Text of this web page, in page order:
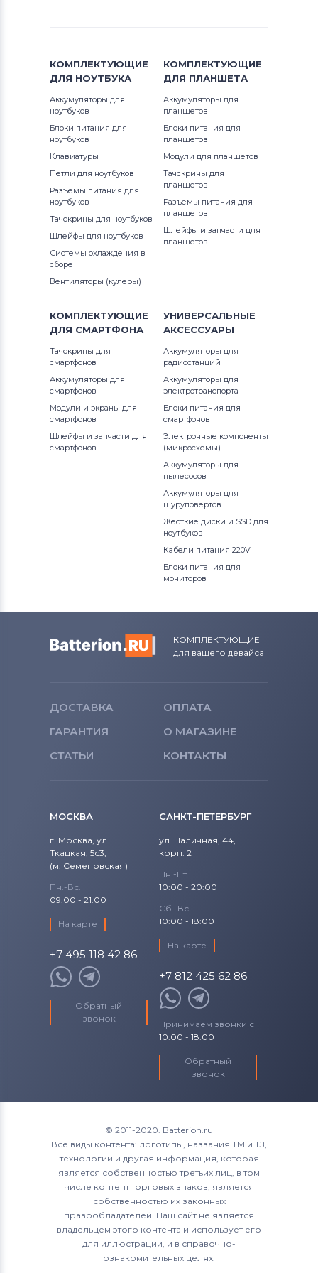
КОМПЛЕКТУЮЩИЕ
ДЛЯ НОУТБУКА
Аккумуляторы для
ноутбуков
Блоки питания для
ноутбуков
Клавиатуры
Петли для ноутбуков
Разъемы питания для
ноутбуков
Тачскрины для ноутбуков
Шлейфы для ноутбуков
Системы охлаждения в
сборе
Вентиляторы (кулеры)
КОМПЛЕКТУЮЩИЕ
ДЛЯ ПЛАНШЕТА
Аккумуляторы для
планшетов
Блоки питания для
планшетов
Модули для планшетов
Тачскрины для
планшетов
Разъемы питания для
планшетов
Шлейфы и запчасти для
планшетов
КОМПЛЕКТУЮЩИЕ
ДЛЯ СМАРТФОНА
Тачскрины для
смартфонов
Аккумуляторы для
смартфонов
Модули и экраны для
смартфонов
Шлейфы и запчасти для
смартфонов
УНИВЕРСАЛЬНЫЕ
АКСЕССУАРЫ
Аккумуляторы для
радиостанций
Аккумуляторы для
электротранспорта
Блоки питания для
смартфонов
Электронные компоненты
(микросхемы)
Аккумуляторы для
пылесосов
Аккумуляторы для
шуруповертов
Жесткие диски и SSD для
ноутбуков
Кабели питания 220V
Блоки питания для
мониторов
КОМПЛЕКТУЮЩИЕ
для вашего девайса
ДОСТАВКА
ОПЛАТА
ГАРАНТИЯ
О МАГАЗИНЕ
СТАТЬИ
КОНТАКТЫ
МОСКВА
г. Москва, ул.
Ткацкая, 5с3,
(м. Семеновская)
Пн.-Вс.
09:00 - 21:00
На карте
+7 495 118 42 86
Обратный
звонок
САНКТ-ПЕТЕРБУРГ
ул. Наличная, 44,
корп. 2
Пн.-Пт.
10:00 - 20:00
Сб.-Вс.
10:00 - 18:00
На карте
+7 812 425 62 86
Принимаем звонки с
10:00 - 18:00
Обратный
звонок
© 2011-2020. Batterion.ru
Все виды контента: логотипы, названия ТМ и ТЗ,
технологии и другая информация, которая
является собственностью третьих лиц, в том
числе контент торговых знаков, является
собственностью их законных
правообладателей. Наш сайт не является
владельцем этого контента и использует его
для иллюстрации, и в справочно-
ознакомительных целях.